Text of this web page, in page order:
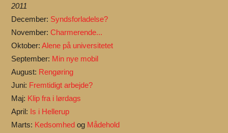
2011
December: Syndsforladelse?
November:Charmerende...
Oktober:Alene på universitetet
September: Min nye mobil
August: Rengøring
Juni: Fremtidigt arbejde?
Maj: Klip fra i lørdags
April: Is i Hellerup
Marts: Kedsomhed og Mådehold